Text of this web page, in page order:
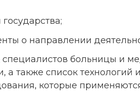
о направлении
специалистов больницы и
а также список технологий
которые